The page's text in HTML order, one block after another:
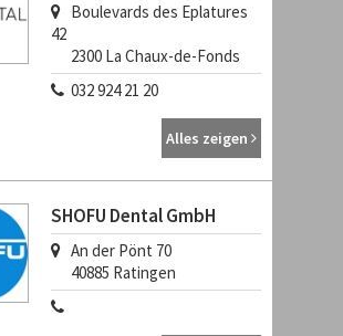
Boulevards des Eplatures
42
2300 La Chaux-de-Fonds
032 924 21 20
Alles zeigen
SHOFU Dental GmbH
An der Pönt 70
40885 Ratingen